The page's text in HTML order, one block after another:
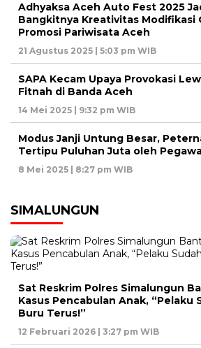
Adhyaksa Aceh Auto Fest 2025
Bangkitnya Kreativitas
Promosi Pariwisata Aceh
21 Agustus 2025 | 5:03 pm WIB
SAPA Kecam Upaya Provokasi
Fitnah di Banda Aceh
14 Mei 2025 | 9:32 pm WIB
Modus Janji Untung Besar,
Tertipu Puluhan Juta oleh
8 Mei 2025 | 8:27 pm WIB
SIMALUNGUN
Sat Reskrim Polres Simalungun
Kasus Pencabulan Anak, “Pelaku
Buru Terus!”
12 Februari 2026 | 3:27 pm WIB